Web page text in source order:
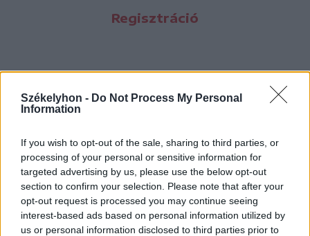
Székelyhon - Do Not Process My Personal
Information
If you wish to opt-out of the sale, sharing to third parties, or
processing of your personal or sensitive information for
targeted advertising by us, please use the below opt-out
section to confirm your selection. Please note that after your
opt-out request is processed you may continue seeing
interest-based ads based on personal information utilized by
us or personal information disclosed to third parties prior to
Regisztráció
Hasznos
Impresszum